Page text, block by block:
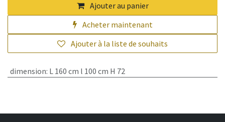
Ajouter au panier
Acheter maintenant
Ajouter à la liste de souhaits
dimension: L 160 cm l 100 cm H 72